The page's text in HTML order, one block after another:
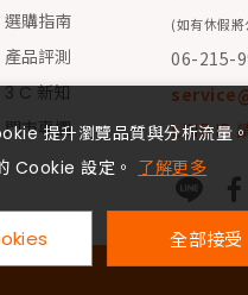
選購指南
產品評測
3 C 新知
門市專欄
(如有休假將
06-215-
LINE ID
提升瀏覽品質與分析流量
Cookie 設定。 了解更多
全部接受